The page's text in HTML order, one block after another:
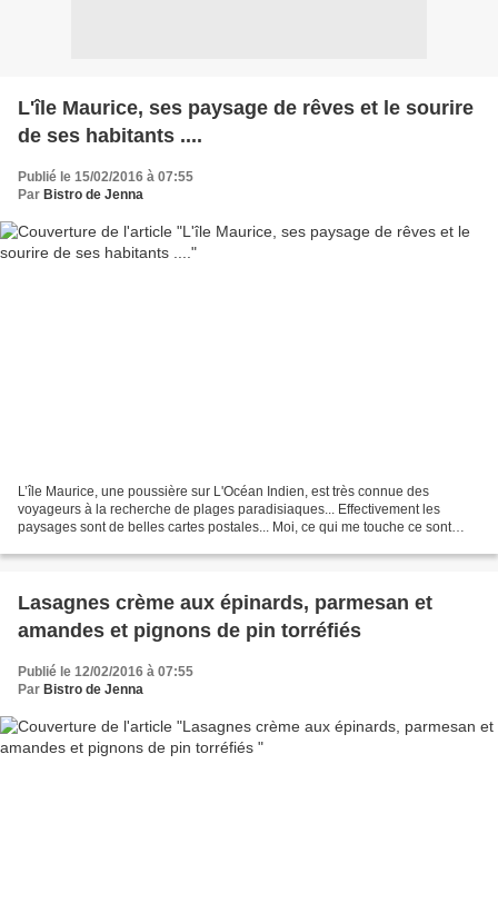
​L'​île Maurice​, ses​ paysage de rêves et ​le sourire ​
de ses habitants ....
Publié le 15/02/2016 à 07:55
Par Bistro de Jenna
L’île Maurice, une poussière sur L'Océan Indien, est très connue des
voyageurs à la recherche de plages paradisiaques... Effectivement les
paysages sont de belles cartes postales... Moi, ce qui me touche ce sont
Lasagnes crème aux épinards, parmesan et
amandes et pignons de pin torréfiés
Publié le 12/02/2016 à 07:55
Par Bistro de Jenna